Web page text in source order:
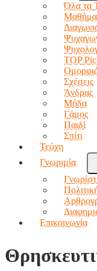
Όλα τα
TOP
Σχέσεις
Άνδρας
Μόδα
Γάμος
Παιδί
Σπίτι
Τεύχη
Γνωριμία
Επικοινωνία